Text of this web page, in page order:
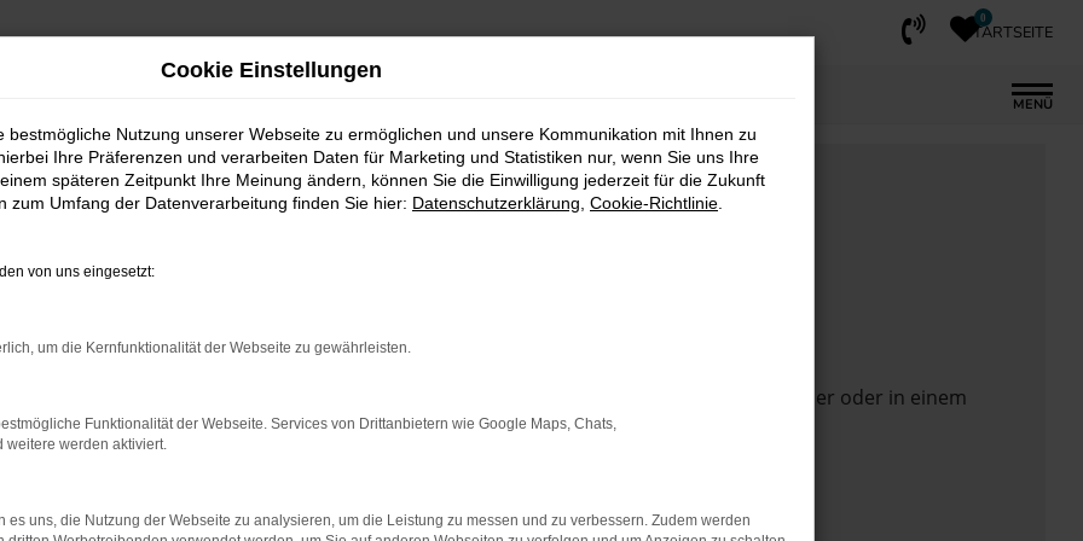
0
STARTSEITE
MENÜ
das Laden bestimmter Seiten verhindern. Funktioniert die Seite in einem anderen Browser oder in einem
zu beheben.
auf dem neuesten Stand sind.
Cookie Einstellungen
bestmögliche Nutzung unserer Webseite zu ermöglichen und unsere Kommunikation mit Ihnen zu
Ihre Präferenzen und verarbeiten Daten für Marketing und Statistiken nur, wenn Sie uns Ihre
späteren Zeitpunkt Ihre Meinung ändern, können Sie die Einwilligung jederzeit für die Zukunft
zum Umfang der Datenverarbeitung finden Sie hier: Datenschutzerklärung Cookie-Richtlinie
von uns eingesetzt:
um die Kernfunktionalität der Webseite zu gewährleisten.
Funktionalität der Webseite. Services von Drittanbietern wie Google Maps, Chats,
weitere werden aktiviert.
es uns, die Nutzung der Webseite zu analysieren, um die Leistung zu messen und zu verbessern. Zudem werden